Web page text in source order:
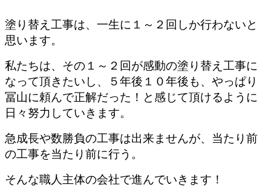
塗り替え工事は、一生に１～２回しか行わないと
思います。
私たちは、その１～２回が感動の塗り替え工事に
なって頂きたいし、５年後１０年後も、やっぱり
冨山に頼んで正解だった！と感じて頂けるように
日々努力していきます。
急成長や数勝負の工事は出来ませんが、当たり前
の工事を当たり前に行う。
そんな職人主体の会社で進んでいきます！